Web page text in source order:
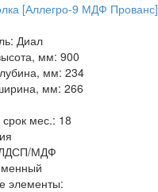
[Аллегро-9 МДФ Прованс]
Диал
мм: 900
мм: 234
мм: 266
мес.: 18
МДФ
элементы: